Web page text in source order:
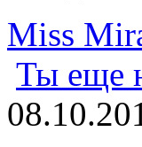
Miss
Ты еще